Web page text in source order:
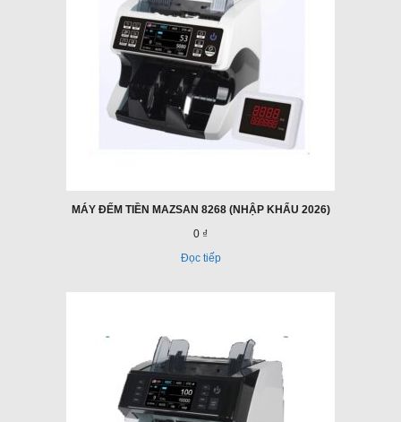
MÁY ĐẾM TIỀN MAZSAN 8268 (NHẬP KHẨU 2026)
0 ₫
Đọc tiếp